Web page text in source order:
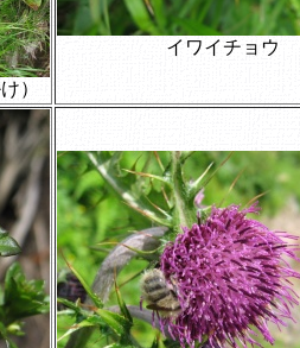
）
イワイチョウ